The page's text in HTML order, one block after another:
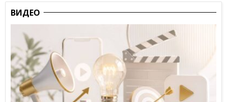
ВИДЕО